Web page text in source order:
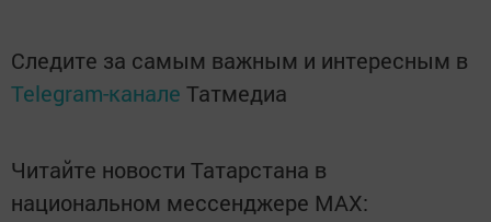
Следите за самым важным и интересным в
Telegram-канале Татмедиа
Читайте новости Татарстана в
национальном мессенджере MАХ: